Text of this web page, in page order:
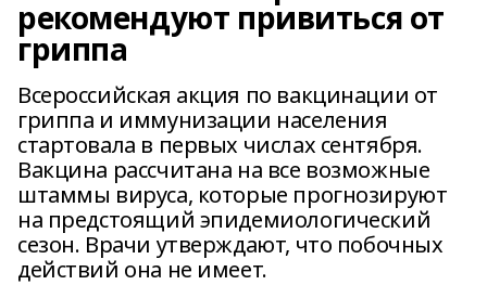
рекомендуют привиться от
гриппа
Всероссийская акция по вакцинации от
гриппа и иммунизации населения
стартовала в первых числах сентября.
Вакцина рассчитана на все возможные
штаммы вируса, которые прогнозируют
на предстоящий эпидемиологический
сезон. Врачи утверждают, что побочных
действий она не имеет.